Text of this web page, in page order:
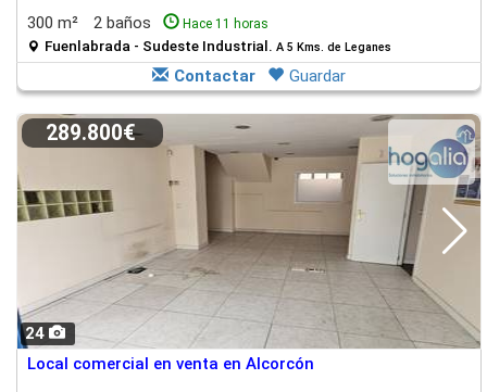
300 m² 2 baños Hace 11 horas
Fuenlabrada - Sudeste Industrial. A 5 Kms. de Leganes
Contactar Guardar
24
289.800€
Local comercial en venta en Alcorcón